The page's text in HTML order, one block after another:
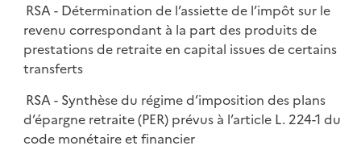
RSA - Détermination de l’assiette de l’impôt sur le
revenu correspondant à la part des produits de
prestations de retraite en capital issues de certains
transferts
RSA - Synthèse du régime d’imposition des plans
d’épargne retraite (PER) prévus à l’article L. 224-1 du
code monétaire et financier